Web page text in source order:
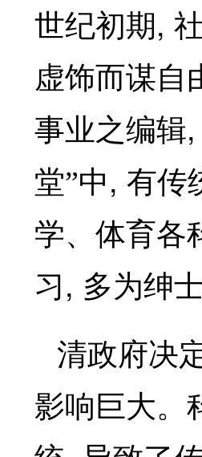
世纪初期,
虚饰而谋自
事业之编辑,
堂”中, 有传
学、体育各
习 , 多为绅
清政府决
影响巨大。